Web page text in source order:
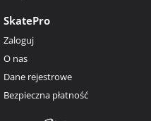
SkatePro
Zaloguj
O nas
Dane rejestrowe
Bezpieczna płatność